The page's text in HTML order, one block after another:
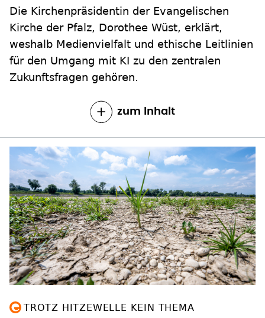
Die Kirchenpräsidentin der Evangelischen
Kirche der Pfalz, Dorothee Wüst, erklärt,
weshalb Medienvielfalt und ethische Leitlinien
für den Umgang mit KI zu den zentralen
Zukunftsfragen gehören.
zum Inhalt
TROTZ HITZEWELLE KEIN THEMA